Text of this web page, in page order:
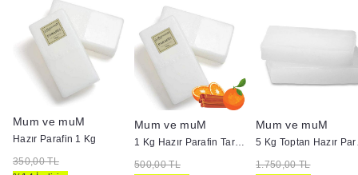
Mum ve muM
Hazır Parafin 1 Kg
350,00 TL
Mum ve muM
1 Kg Hazır Parafin Tarçın Portakal
500,00 TL
Mum ve muM
5
1.750,00 TL